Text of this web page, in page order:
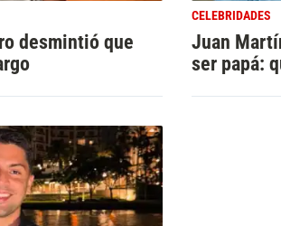
desmintió que
CELEBRIDADES
Juan
ser papá: